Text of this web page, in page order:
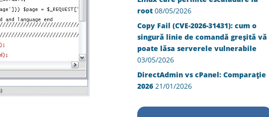
root 08/05/2026
Copy Fail (CVE-2026-31431): cum o
singură linie de comandă greșită vă
poate lăsa serverele vulnerabile
03/05/2026
DirectAdmin vs cPanel: Comparație
2026 21/01/2026